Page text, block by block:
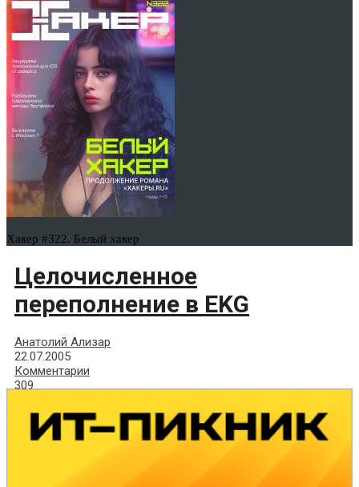
Хакер #322. Белый хакер
Целочисленное
переполнение в EKG
Анатолий Ализар
22.07.2005
Комментарии
309